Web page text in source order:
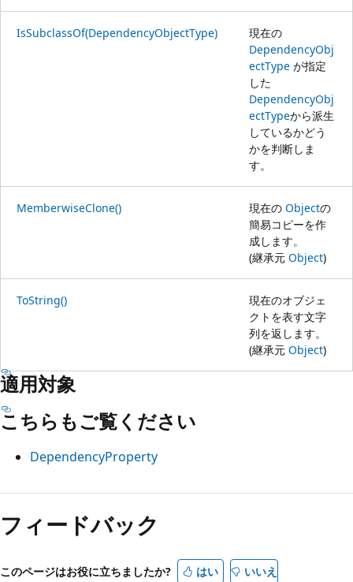
IsSubclassOf(DependencyObjectType)
現在の
DependencyObj
ectType が指定
した
DependencyObj
ectTypeから派生
しているかどう
かを判断しま
す。
MemberwiseClone() 現在の Objectの
簡易コピーを作
成します。
(継承元 Object)
ToString()
現在のオブジェ
クトを表す文字
列を返します。
(継承元 Object)
適用対象
こちらもご覧ください
DependencyProperty
フィードバック
このページはお役に立ちましたか? はい いいえ